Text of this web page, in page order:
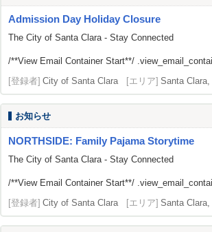
Admission Day Holiday Closure
The City of Santa Clara - Stay Connected
/**View Email Container Start**/
[登録者] City of Santa Clara [エリア] Santa Clara,
お知らせ
NORTHSIDE: Family Pajama Storytime
The City of Santa Clara - Stay Connected
/**View Email Container Start**/
[登録者] City of Santa Clara [エリア] Santa Clara,